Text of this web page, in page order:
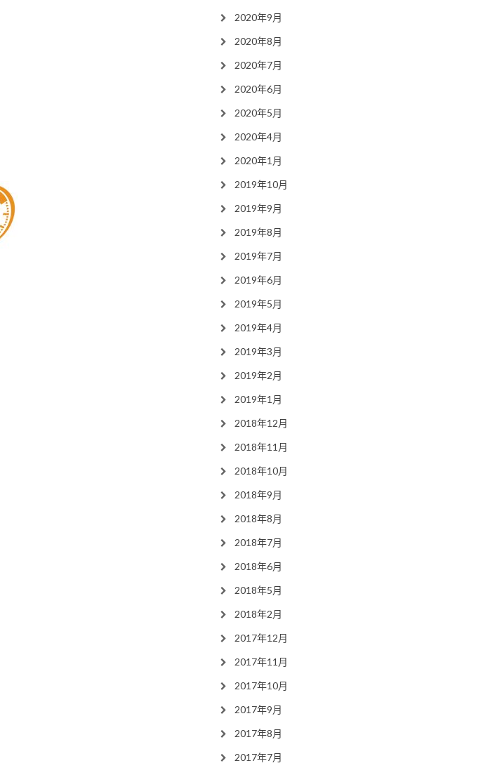
2020年9月
2020年8月
2020年7月
2020年6月
2020年5月
2020年4月
2020年1月
2019年10月
2019年9月
2019年8月
2019年7月
2019年6月
2019年5月
2019年4月
2019年3月
2019年2月
2019年1月
2018年12月
2018年11月
2018年10月
2018年9月
2018年8月
2018年7月
2018年6月
2018年5月
2018年2月
2017年12月
2017年11月
2017年10月
2017年9月
2017年8月
2017年7月